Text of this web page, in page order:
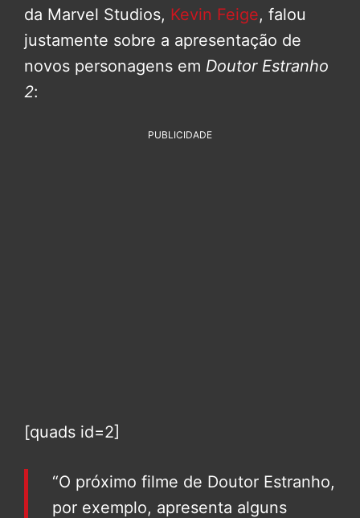
da Marvel Studios, Kevin Feige, falou
justamente sobre a apresentação de
novos personagens em Doutor Estranho
2:
PUBLICIDADE
[quads id=2]
“O próximo filme de Doutor Estranho,
por exemplo, apresenta alguns